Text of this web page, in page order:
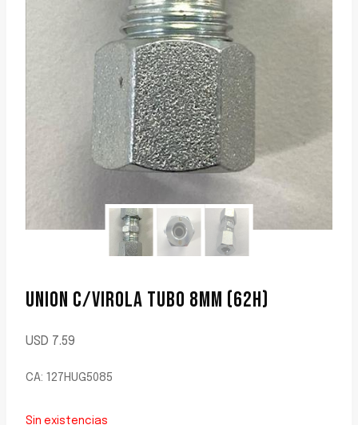
UNION C/VIROLA TUBO 8MM (62H)
USD 7.59
CA: 127HUG5085
Sin existencias